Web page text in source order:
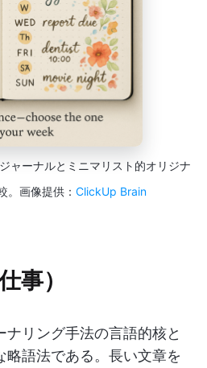
ャーナルとミニマリスト的オリジナ
。画像提供： ClickUp Brain
事）
ナリング手法の言語的核と
略語法である。長い文章を